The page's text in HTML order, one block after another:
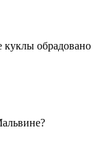
куклы обрадовано